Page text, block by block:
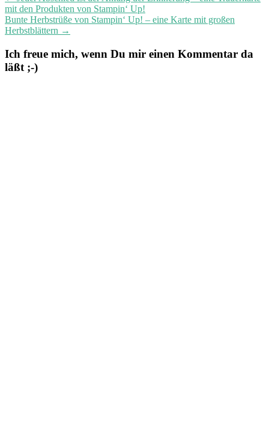
mit den Produkten von Stampin‘ Up!
Bunte Herbstrüße von Stampin‘ Up! – eine Karte mit großen
Herbstblättern →
Ich freue mich, wenn Du mir einen Kommentar da
läßt ;-)